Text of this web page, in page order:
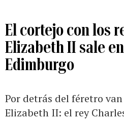
El cortejo con los
Elizabeth II sale
Edimburgo
Por detrás del féretro
Elizabeth II: el rey